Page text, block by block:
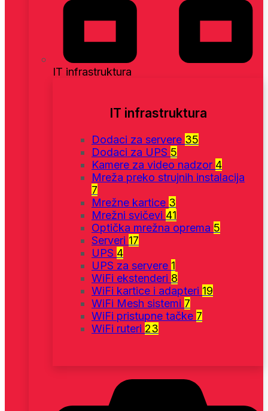
IT infrastruktura
IT infrastruktura
Dodaci za servere 35
Dodaci za UPS 5
Kamere za video nadzor 4
Mreža preko strujnih instalacija
7
Mrežne kartice 3
Mrežni svičevi 41
Optička mrežna oprema 5
Serveri 17
UPS 4
UPS za servere 1
WiFi ekstenderi 8
WiFi kartice i adapteri 19
WiFi Mesh sistemi 7
WiFi pristupne tačke 7
WiFi ruteri 23